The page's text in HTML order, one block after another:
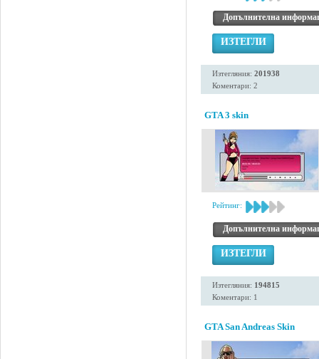
Допълнителна
ИЗТЕГЛИ
Изтегляния: 201938
Коментари: 2
GTA 3 skin
Рейтинг:
Допълнителна
ИЗТЕГЛИ
Изтегляния: 194815
Коментари: 1
GTA San Andreas Skin